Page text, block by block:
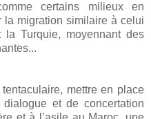
certains milieux en
la migration similaire à celui
Turquie, moyennant des
mettre en place
et de concertation